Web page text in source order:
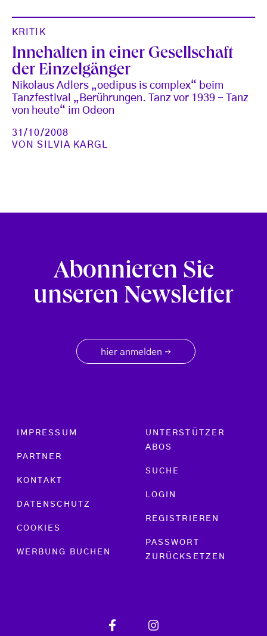
KRITIK
Innehalten in einer Gesellschaft
der Einzelgänger
Nikolaus Adlers „oedipus is complex“ beim
Tanzfestival „Berührungen. Tanz vor 1939 - Tanz
von heute“ im Odeon
31/10/2008
VONSILVIA KARGL
Abonnieren Sie
unseren Newsletter
hier anmelden →
Footer menu
IMPRESSUM
PARTNER
KONTAKT
DATENSCHUTZ
COOKIES
WERBUNG BUCHEN
UNTERSTÜTZER
ABOS
SUCHE
LOGIN
REGISTRIEREN
PASSWORT
ZURÜCKSETZEN